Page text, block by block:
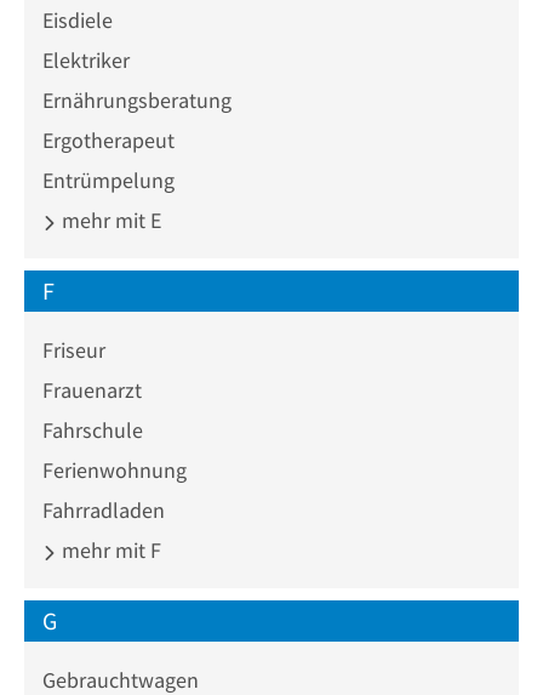
Eisdiele
Elektriker
Ernährungsberatung
Ergotherapeut
Entrümpelung
mehr mit E
F
Friseur
Frauenarzt
Fahrschule
Ferienwohnung
Fahrradladen
mehr mit F
G
Gebrauchtwagen